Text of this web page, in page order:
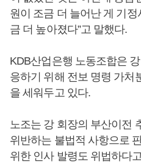
원이 조금 더 늘어난 게 기
금 더 높아졌다”고 말했다.
KDB산업은행 노동조합은
응하기 위해 전보 명령 가처
을 세워두고 있다.
노조는 강 회장의 부산이전
위반하는 불법적 사항으로
위한 인사 발령도 위법하다